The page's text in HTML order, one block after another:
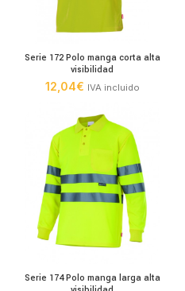
Serie 172 Polo manga corta alta
visibilidad
12,04€ IVA incluido
Serie 174 Polo manga larga alta